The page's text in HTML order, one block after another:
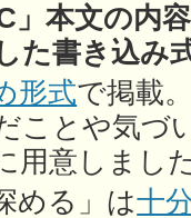
」本文の内容
た書き込み
形式で掲載
ことや気
用意しまし
める」は十